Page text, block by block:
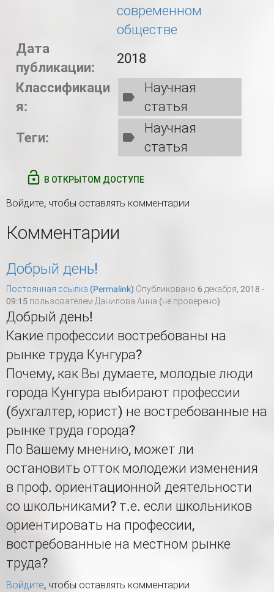
современном
обществе
Дата
публикации:
2018
Классификаци
я:
Научная
статья
Теги:
Научная
статья
В ОТКРЫТОМ ДОСТУПЕ
Войдите, чтобы оставлять комментарии
Комментарии
Добрый день!
Постоянная ссылка (Permalink) Опубликовано 6 декабря, 2018 -
09:15 пользователем Данилова Анна (не проверено)
Добрый день!
Какие профессии востребованы на
рынке труда Кунгура?
Почему, как Вы думаете, молодые люди
города Кунгура выбирают профессии
(бухгалтер, юрист) не востребованные на
рынке труда города?
По Вашему мнению, может ли
остановить отток молодежи изменения
в проф. ориентационной деятельности
со школьниками? т.е. если школьников
ориентировать на профессии,
востребованные на местном рынке
труда?
Войдите, чтобы оставлять комментарии